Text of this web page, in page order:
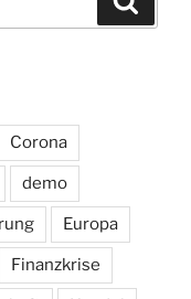
Corona
demo
Europa
Finanzkrise